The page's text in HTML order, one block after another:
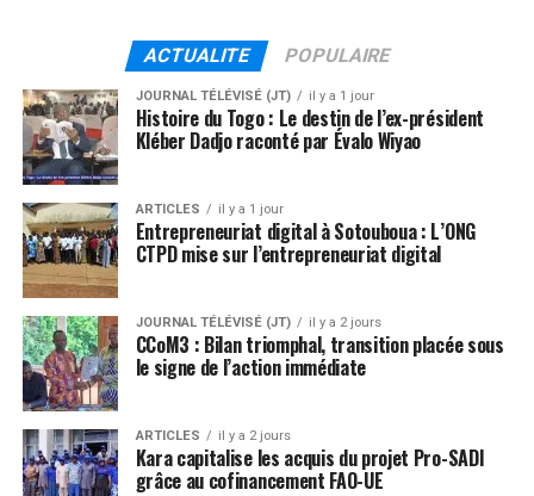
ACTUALITE POPULAIRE
JOURNAL TÉLÉVISÉ (JT) il y a 1 jour
Histoire du Togo : Le destin de l’ex-président
Kléber Dadjo raconté par Évalo Wiyao
ARTICLES il y a 1 jour
Entrepreneuriat digital à Sotouboua : L’ONG
CTPD mise sur l’entrepreneuriat digital
JOURNAL TÉLÉVISÉ (JT) il y a 2 jours
CCoM3 : Bilan triomphal, transition placée sous
le signe de l’action immédiate
ARTICLES il y a 2 jours
Kara capitalise les acquis du projet Pro-SADI
grâce au cofinancement FAO-UE